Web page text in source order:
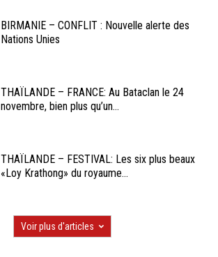
BIRMANIE – CONFLIT : Nouvelle alerte des
Nations Unies
THAÏLANDE – FRANCE: Au Bataclan le 24
novembre, bien plus qu’un...
THAÏLANDE – FESTIVAL: Les six plus beaux
«Loy Krathong» du royaume...
Voir plus d'articles